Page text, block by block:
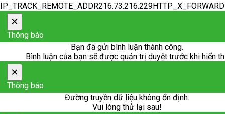
×
Thông báo
Bạn đã gửi bình luận thành công.
Bình luận của bạn sẽ được quản trị duyệt trước khi hiển
×
Thông báo
Đường truyền dữ liệu không ổn định.
Vui lòng thử lại sau!